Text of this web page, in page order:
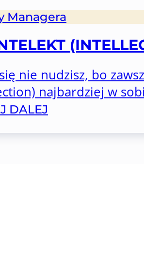
Managera
nie nudzisz, bo
najbardziej w
DALEJ